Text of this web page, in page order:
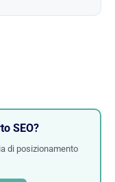
SEO?
di posizionamento